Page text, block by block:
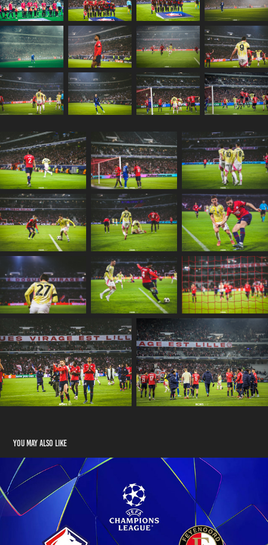
You may also like
UEFA CHAMPION'S LEAGUE J8 / LOSC - FEYENOORD ROTTERDAM